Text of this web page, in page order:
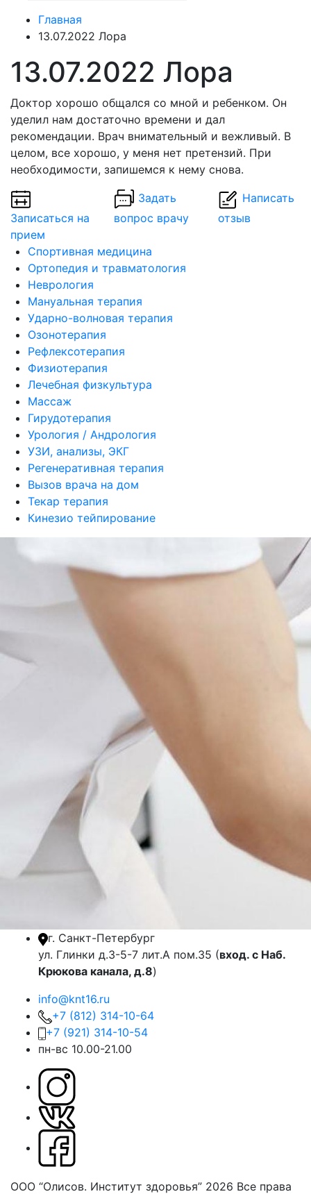
Главная
13.07.2022 Лора
13.07.2022 Лора
Доктор хорошо общался со мной и ребенком. Он
уделил нам достаточно времени и дал
рекомендации. Врач внимательный и вежливый. В
целом, все хорошо, у меня нет претензий. При
необходимости, запишемся к нему снова.
Записаться на
прием
Задать
вопрос врачу
Написать
отзыв
Спортивная медицина
Ортопедия и травматология
Неврология
Мануальная терапия
Ударно-волновая терапия
Озонотерапия
Рефлексотерапия
Физиотерапия
Лечебная физкультура
Массаж
Гирудотерапия
Урология / Андрология
УЗИ, анализы, ЭКГ
Регенеративная терапия
Вызов врача на дом
Текар терапия
Кинезио тейпирование
г. Санкт-Петербург
ул. Глинки д.3-5-7 лит.А пом.35 (вход. с Наб.
Крюкова канала, д.8)
info@knt16.ru
+7 (812) 314-10-64
+7 (921) 314-10-54
пн-вс 10.00-21.00
ООО “Олисов. Институт здоровья” 2026 Все права